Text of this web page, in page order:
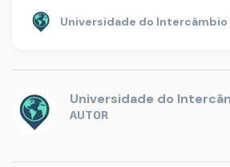
Universidade do Intercâmbio
Universidade do
AUTOR